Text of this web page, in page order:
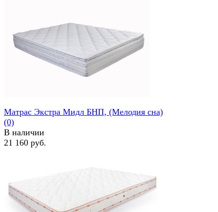
избранное сравнить
избранное сравнить
Матрас Экстра Мидл БНП, (Мелодия сна)
(0)
В наличии
21 160 руб.